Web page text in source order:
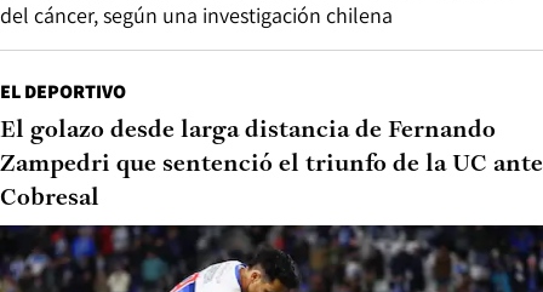
del cáncer, según una investigación chilena
EL DEPORTIVO
El golazo desde larga distancia de Fernando
Zampedri que sentenció el triunfo de la UC ante
Cobresal